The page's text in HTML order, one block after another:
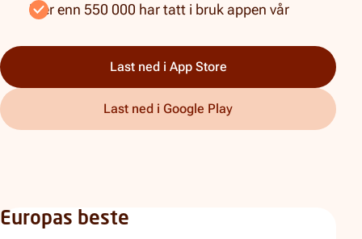
Mer enn 550 000 har tatt i bruk appen vår
Last ned i App Store
Last ned i Google Play
Europas beste